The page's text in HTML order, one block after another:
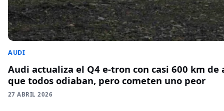
AUDI
Audi actualiza el Q4 e-tron con casi 600 km
que todos odiaban, pero cometen uno peor
27 ABRIL 2026